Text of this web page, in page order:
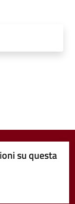
su questa